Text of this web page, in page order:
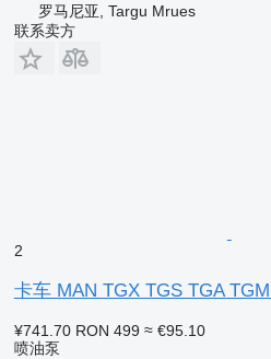
罗马尼亚, Targu Mrues
联系卖方
2
卡车 MAN TGX TGS TGA
¥741.70 RON 499 ≈ €95.10
喷油泵